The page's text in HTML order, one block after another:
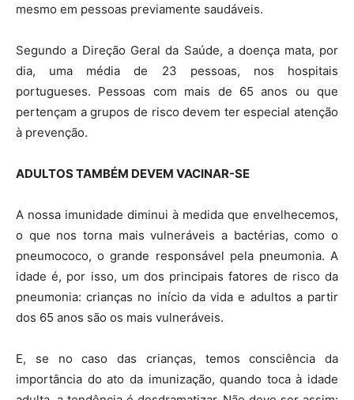
mesmo em pessoas previamente saudáveis.
Segundo a Direção Geral da Saúde, a doença mata, por
dia, uma média de 23 pessoas, nos hospitais
portugueses. Pessoas com mais de 65 anos ou que
pertençam a grupos de risco devem ter especial atenção
à prevenção.
ADULTOS TAMBÉM DEVEM VACINAR-SE
A nossa imunidade diminui à medida que envelhecemos,
o que nos torna mais vulneráveis a bactérias, como o
pneumococo, o grande responsável pela pneumonia. A
idade é, por isso, um dos principais fatores de risco da
pneumonia: crianças no início da vida e adultos a partir
dos 65 anos são os mais vulneráveis.
E, se no caso das crianças, temos consciência da
importância do ato da imunização, quando toca à idade